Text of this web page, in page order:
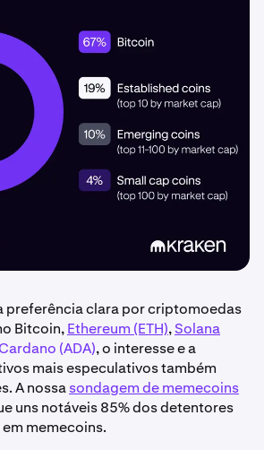
preferência clara por criptomoedas
Bitcoin,Ethereum (ETH),Solana
Cardano (ADA), o interesse e a
mais especulativos também
A nossasondagem de memecoins
uns notáveis 85% dos detentores
memecoins.